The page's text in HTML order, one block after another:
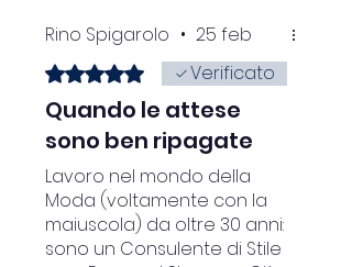
Rino Spigarolo • 25 feb
Valutazione 5 stelle su 5.
Verificato
Quando le attese
sono ben ripagate
Lavoro nel mondo della
Moda (voltamente con la
maiuscola) da oltre 30 anni:
sono un Consulente di Stile